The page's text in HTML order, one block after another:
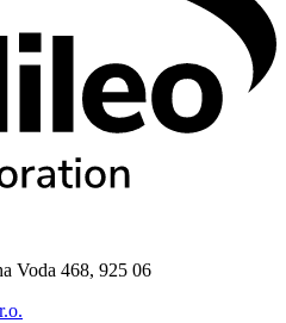
Voda 468, 925 06